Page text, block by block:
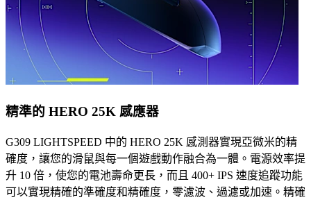
精準的 HERO 25K 感應器
G309 LIGHTSPEED 中的 HERO 25K 感測器實現亞微米的精
確度，讓您的滑鼠與每一個遊戲動作融合為一體。電源效率提
升 10 倍，使您的電池壽命更長，而且 400+ IPS 速度追蹤功能
可以實現精確的準確度和精確度，零濾波、過濾或加速。精確